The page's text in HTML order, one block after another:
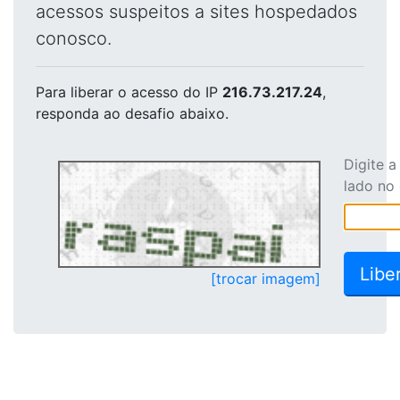
acessos suspeitos a sites hospedados
conosco.
Para liberar o acesso do IP 216.73.217.24,
responda ao desafio abaixo.
[trocar imagem]
Digite
lado no